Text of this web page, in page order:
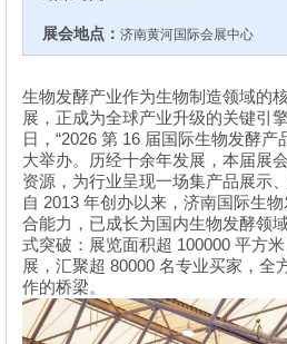
展会地点： 济南黄河国际会展中心
生物发酵产业作为生物制造领域的
展，正成为全球产业升级的关键引
日， “2026 第 16 届国际生物发酵产
大举办。历经十余年发展，本届展
资源，为行业呈现一场集产品展示
自 2013 年创办以来，济南国际生物
合能力，已成长为国内生物发酵领
式突破：展览面积超 100000 平方
展，汇聚超 80000 名专业买家，全
作的桥梁。